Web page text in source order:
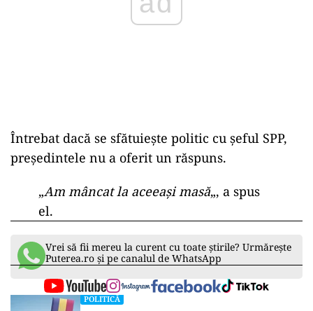
Întrebat dacă se sfătuiește politic cu șeful SPP,
președintele nu a oferit un răspuns.
„Am mâncat la aceeași masă„, a spus
el.
Vrei să fii mereu la curent cu toate știrile? Urmărește
Puterea.ro și pe canalul de WhatsApp
POLITICĂ